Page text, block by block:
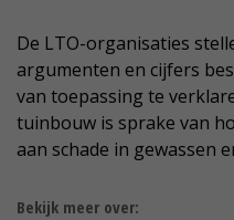
De LTO-organisaties
argumenten en cijfers
van toepassing te
tuinbouw is sprake van
aan schade in gewassen
Bekijk meer over: